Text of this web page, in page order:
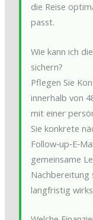
die Reise
passt.
Wie kann ich
sichern?
Pflegen Sie
innerhalb von
mit einer
Sie konkrete
gemeinsame
Nachbereitung
langfristig